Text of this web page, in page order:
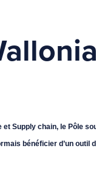
Supply chain, le Pôle
bénéficier d’un